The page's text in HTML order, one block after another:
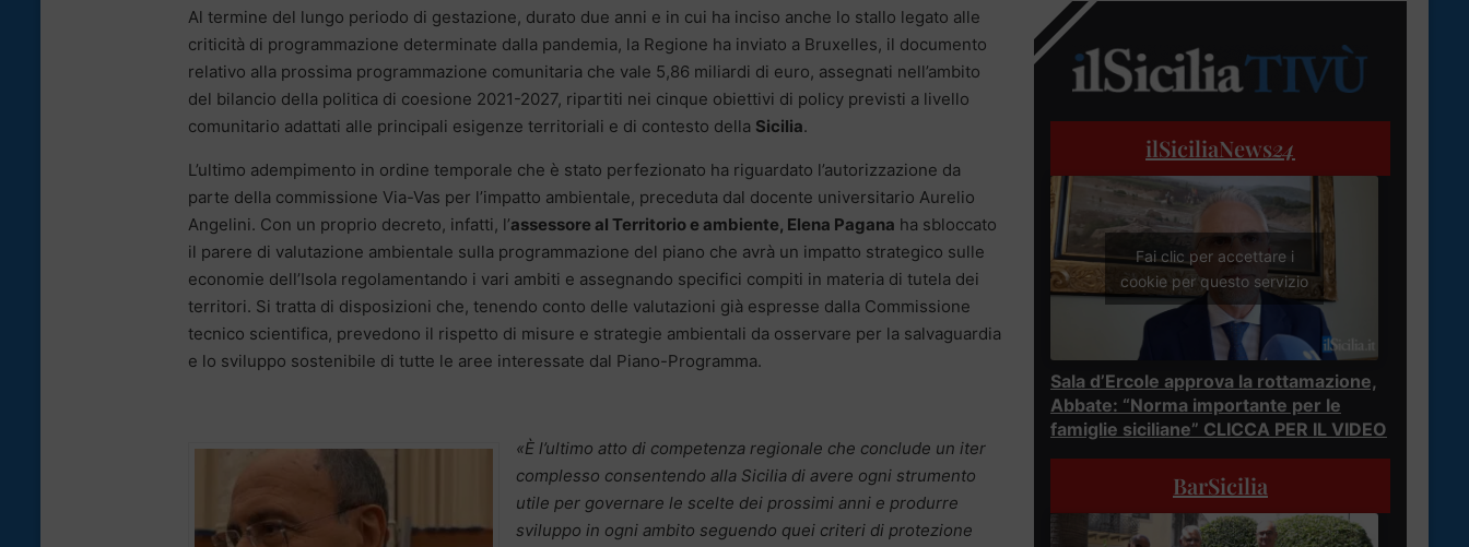
Al termine del lungo periodo di gestazione, durato due anni e in cui ha inciso anche lo stallo legato alle
criticità di programmazione determinate dalla pandemia, la Regione ha inviato a Bruxelles, il documento
relativo alla prossima programmazione comunitaria che vale 5,86 miliardi di euro, assegnati nell’ambito
del bilancio della politica di coesione 2021-2027, ripartiti nei cinque obiettivi di policy previsti a livello
comunitario adattati alle principali esigenze territoriali e di contesto della Sicilia.
L’ultimo adempimento in ordine temporale che è stato perfezionato ha riguardato l’autorizzazione da
parte della commissione Via-Vas per l’impatto ambientale, preceduta dal docente universitario Aurelio
Angelini. Con un proprio decreto, infatti, l’assessore al Territorio e ambiente, Elena Pagana ha sbloccato
il parere di valutazione ambientale sulla programmazione del piano che avrà un impatto strategico sulle
economie dell’Isola regolamentando i vari ambiti e assegnando specifici compiti in materia di tutela dei
territori. Si tratta di disposizioni che, tenendo conto delle valutazioni già espresse dalla Commissione
tecnico scientifica, prevedono il rispetto di misure e strategie ambientali da osservare per la salvaguardia
e lo sviluppo sostenibile di tutte le aree interessate dal Piano-Programma.
«È l’ultimo atto di competenza regionale che conclude un iter
complesso consentendo alla Sicilia di avere ogni strumento
utile per governare le scelte dei prossimi anni e produrre
sviluppo in ogni ambito seguendo quei criteri di protezione
ilSiciliaNews24
Fai clic per accettare i
cookie per questo servizio
Sala d’Ercole approva la rottamazione,
Abbate: “Norma importante per le
famiglie siciliane” CLICCA PER IL VIDEO
BarSicilia